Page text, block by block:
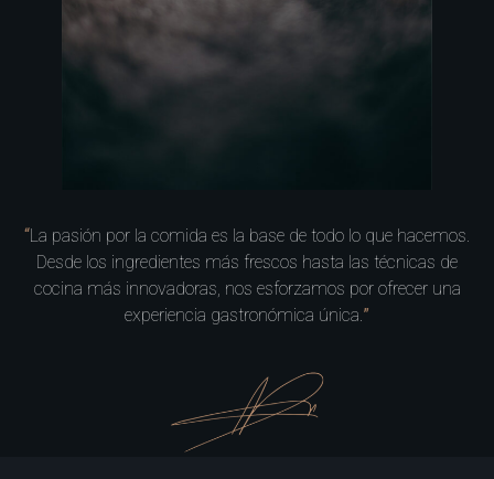
“La pasión por la comida es la base de todo lo que hacemos.
Desde los ingredientes más frescos hasta las técnicas de
cocina más innovadoras, nos esforzamos por ofrecer una
experiencia gastronómica única.”